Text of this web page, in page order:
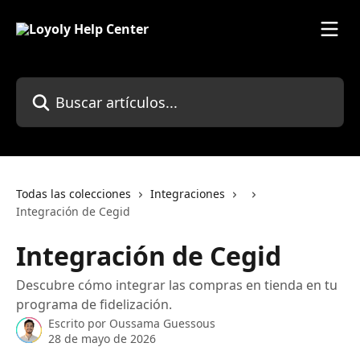
Buscar artículos...
Todas las colecciones
Integraciones
Integración de Cegid
Integración de Cegid
Descubre cómo integrar las compras en tienda en tu
programa de fidelización.
Escrito por Oussama Guessous
28 de mayo de 2026